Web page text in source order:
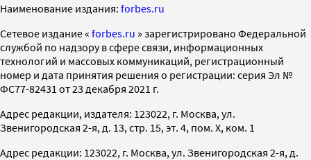
Наименование издания: forbes.ru
Cетевое издание « forbes.ru » зарегистрировано Федеральной
службой по надзору в сфере связи, информационных
технологий и массовых коммуникаций, регистрационный
номер и дата принятия решения о регистрации: серия Эл №
ФС77-82431 от 23 декабря 2021 г.
Адрес редакции, издателя: 123022, г. Москва, ул.
Звенигородская 2-я, д. 13, стр. 15, эт. 4, пом. X, ком. 1
Адрес редакции: 123022, г. Москва, ул. Звенигородская 2-я, д.